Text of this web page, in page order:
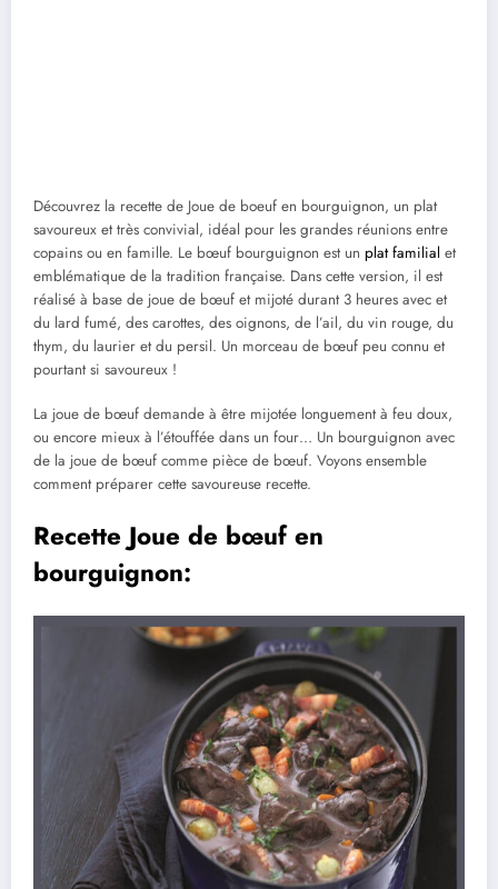
Découvrez la recette de Joue de boeuf en bourguignon, un plat
savoureux et très convivial, idéal pour les grandes réunions entre
copains ou en famille. Le bœuf bourguignon est un plat familial et
emblématique de la tradition française. Dans cette version, il est
réalisé à base de joue de bœuf et mijoté durant 3 heures avec et
du lard fumé, des carottes, des oignons, de l’ail, du vin rouge, du
thym, du laurier et du persil. Un morceau de bœuf peu connu et
pourtant si savoureux !
La joue de bœuf demande à être mijotée longuement à feu doux,
ou encore mieux à l’étouffée dans un four… Un bourguignon avec
de la joue de bœuf comme pièce de bœuf. Voyons ensemble
comment préparer cette savoureuse recette.
Recette Joue de bœuf en
bourguignon: